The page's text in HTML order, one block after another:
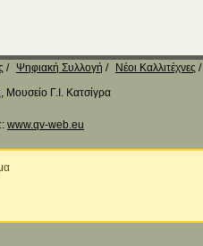
Ψηφιακή Συλλογή
Νέοι Καλλιτέχνες
Γ.Ι. Κατσίγρα
www.qv-web.eu